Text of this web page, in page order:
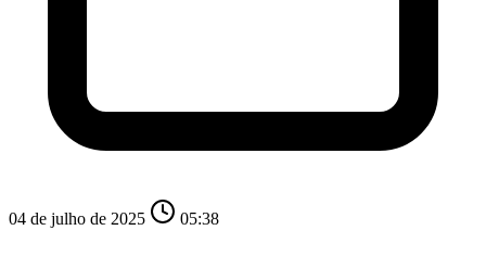
04 de julho de 2025 05:38